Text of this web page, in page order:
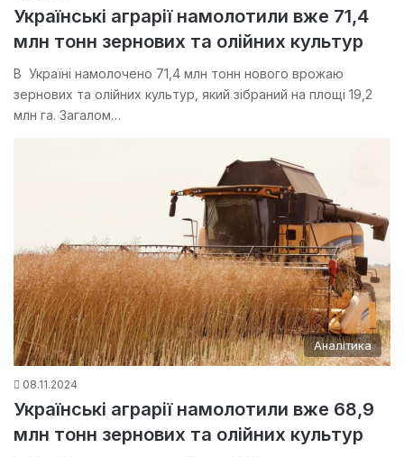
Українські аграрії намолотили вже 71,4
млн тонн зернових та олійних культур
В Україні намолочено 71,4 млн тонн нового врожаю
зернових та олійних культур, який зібраний на площі 19,2
млн га. Загалом…
Аналітика
08.11.2024
Українські аграрії намолотили вже 68,9
млн тонн зернових та олійних культур